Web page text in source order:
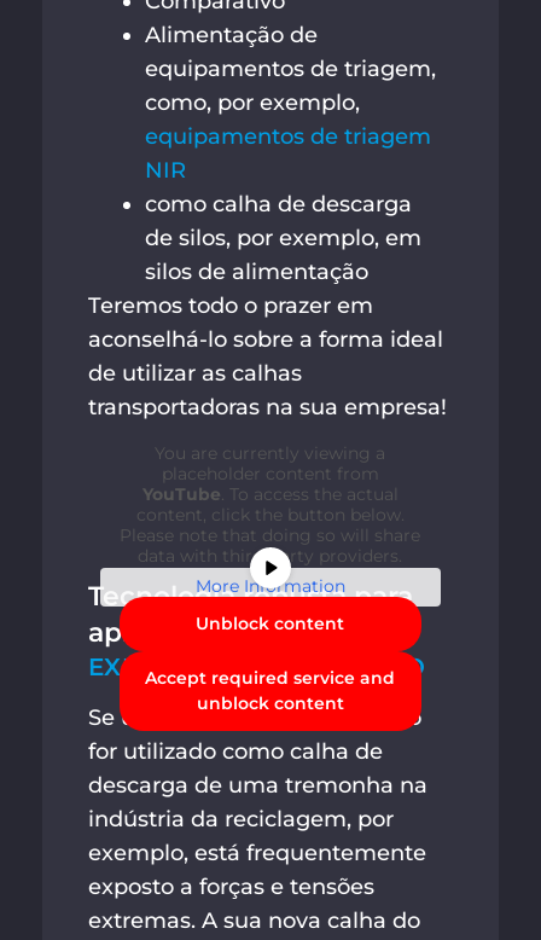
Alimentação de
equipamentos de triagem,
como, por exemplo,
equipamentos de triagem
NIR
como calha de descarga
de silos, por exemplo, em
silos de alimentação
Teremos todo o prazer em
aconselhá-lo sobre a forma ideal
de utilizar as calhas
transportadoras na sua empresa!
You are currently viewing a
placeholder content from
YouTube. To access the actual
content, click the button below.
Please note that doing so will share
data with third-party providers.
More Information
Unblock content
Accept required service and
unblock content
Tecnologia robusta para
aplicações exigentes
EXEMPLO DE APLICAÇÃO
Se um transportador vibratório
for utilizado como calha de
descarga de uma tremonha na
indústria da reciclagem, por
exemplo, está frequentemente
exposto a forças e tensões
extremas. A sua nova calha do